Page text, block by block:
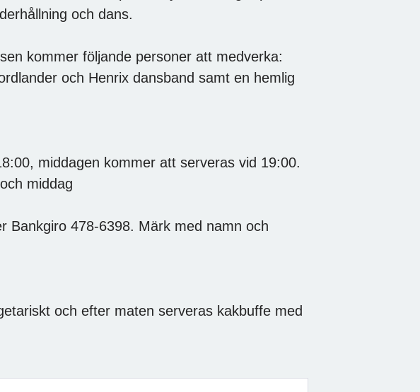
och dans.
kommer följande personer att medverka:
och Henrix dansband samt en hemlig
middagen kommer att serveras vid 19:00.
middag
Bankgiro 478-6398. Märk med namn och
och efter maten serveras kakbuffe med